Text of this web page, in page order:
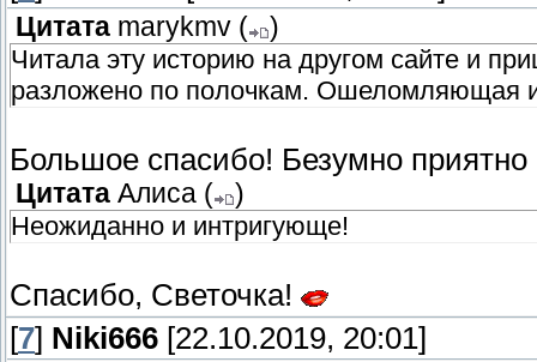
Цитата marykmv (
)
Читала эту историю на другом сайте и
разложено по полочкам. Ошеломляющая и
Большое спасибо! Безумно
Цитата Алиса (
)
Неожиданно и интригующе!
Спасибо, Светочка!
[7] Niki666 [22.10.2019, 20:01]